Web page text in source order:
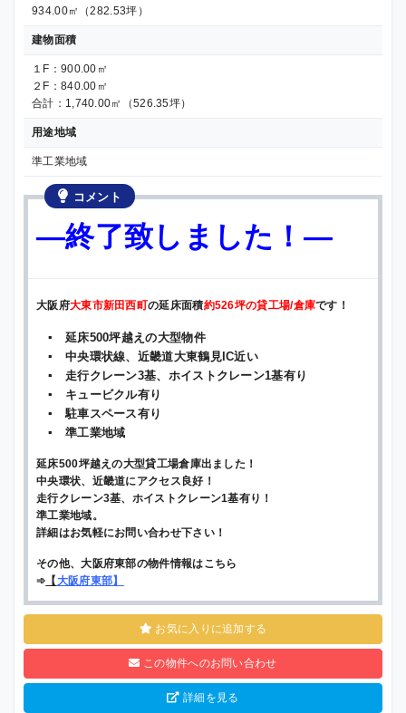
934.00㎡（282.53坪）
建物面積
１F：900.00㎡
２F：840.00㎡
合計：1,740.00㎡（526.35坪）
用途地域
準工業地域
コメント
—終了致しました！—
大阪府大東市新田西町の延床面積約526坪の貸工場/倉庫です！
▪ 延床500坪越えの大型物件
▪ 中央環状線、近畿道大東鶴見IC近い
▪ 走行クレーン3基、ホイストクレーン1基有り
▪ キュービクル有り
▪ 駐車スペース有り
▪ 準工業地域
延床500坪越えの大型貸工場倉庫出ました！
中央環状、近畿道にアクセス良好！
走行クレーン3基、ホイストクレーン1基有り！
準工業地域。
詳細はお気軽にお問い合わせ下さい！
その他、大阪府東部の物件情報はこちら
➾ 【大阪府東部】
お気に入りに追加する
この物件へのお問い合わせ
詳細を見る